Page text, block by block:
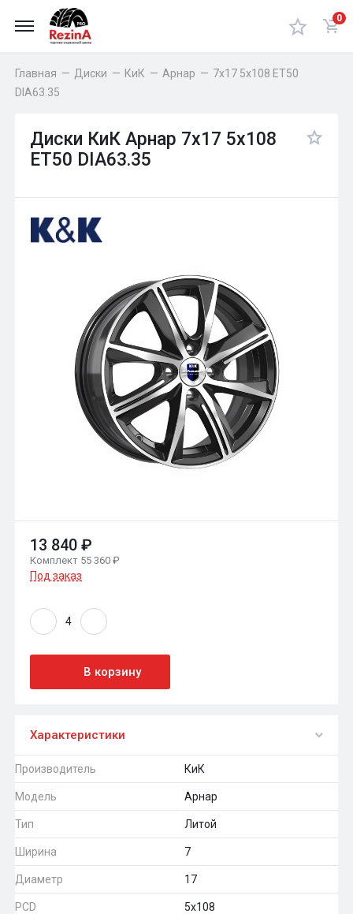
0
Главная — Диски — КиК — Арнар — 7x17 5x108 ET50
DIA63.35
Диски КиК Арнар 7x17 5x108
ET50 DIA63.35
13 840 ₽
Комплект 55 360 ₽
Под заказ
В корзину
Характеристики
Производитель КиК
Модель Арнар
Тип Литой
Ширина 7
Диаметр 17
PCD 5x108